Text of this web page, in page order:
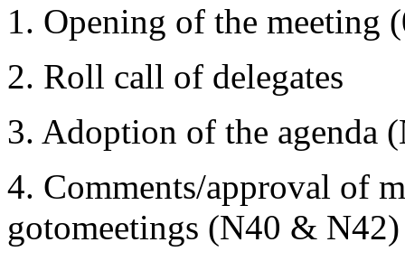
1. Opening of the meeting
2. Roll call of delegates
3. Adoption of the agenda
4. Comments/approval of
gotomeetings (N40 & N42)